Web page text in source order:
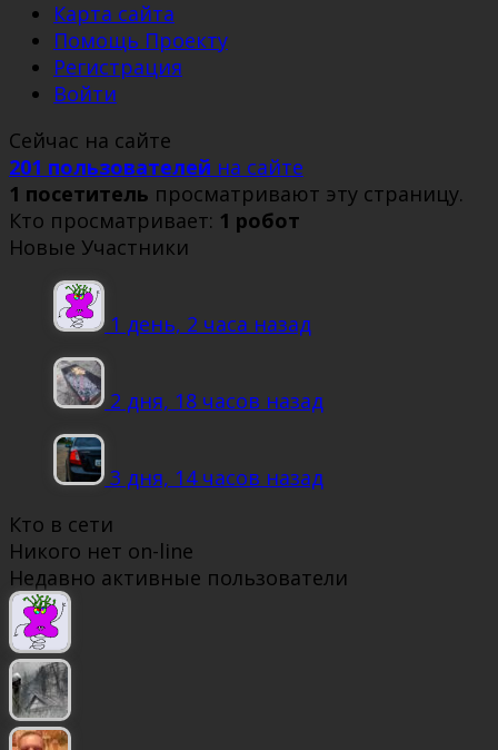
Карта сайта
Помощь Проекту
Регистрация
Войти
Сейчас на сайте
201 пользователей на сайте
1 посетитель просматривают эту страницу.
Кто просматривает: 1 робот
Новые Участники
1 день, 2 часа назад
2 дня, 18 часов назад
3 дня, 14 часов назад
Кто в сети
Никого нет on-line
Недавно активные пользователи